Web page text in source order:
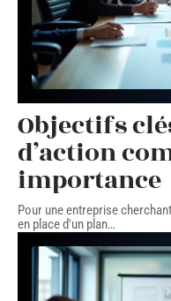
Objectifs
d’action
importance
Pour une entreprise
en place d'un plan…